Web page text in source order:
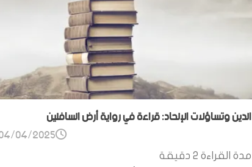
الدين وتساؤلات الإلحاد: قراءة في رواية أرض السافلين
04/2025
مدة القراءة 2 دقيقة